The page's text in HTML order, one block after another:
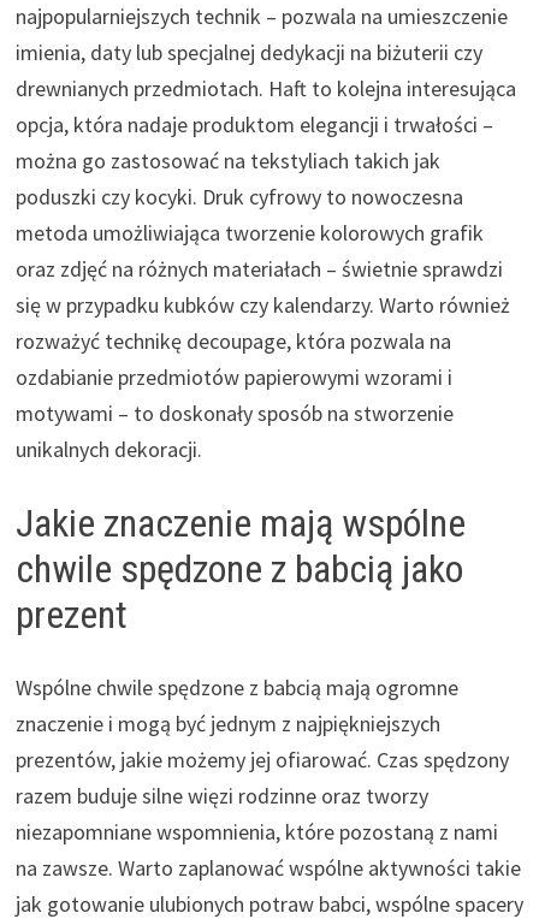
najpopularniejszych technik – pozwala na umieszczenie
imienia, daty lub specjalnej dedykacji na biżuterii czy
drewnianych przedmiotach. Haft to kolejna interesująca
opcja, która nadaje produktom elegancji i trwałości –
można go zastosować na tekstyliach takich jak
poduszki czy kocyki. Druk cyfrowy to nowoczesna
metoda umożliwiająca tworzenie kolorowych grafik
oraz zdjęć na różnych materiałach – świetnie sprawdzi
się w przypadku kubków czy kalendarzy. Warto również
rozważyć technikę decoupage, która pozwala na
ozdabianie przedmiotów papierowymi wzorami i
motywami – to doskonały sposób na stworzenie
unikalnych dekoracji.
Jakie znaczenie mają wspólne
chwile spędzone z babcią jako
prezent
Wspólne chwile spędzone z babcią mają ogromne
znaczenie i mogą być jednym z najpiękniejszych
prezentów, jakie możemy jej ofiarować. Czas spędzony
razem buduje silne więzi rodzinne oraz tworzy
niezapomniane wspomnienia, które pozostaną z nami
na zawsze. Warto zaplanować wspólne aktywności takie
jak gotowanie ulubionych potraw babci, wspólne spacery